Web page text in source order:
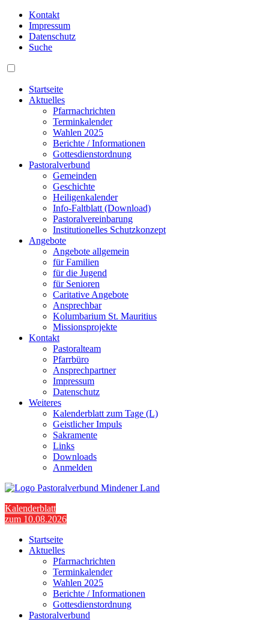
Kontakt
Impressum
Datenschutz
Suche
Startseite
Aktuelles
Pfarrnachrichten
Terminkalender
Wahlen 2025
Berichte / Informationen
Gottesdienstordnung
Pastoralverbund
Gemeinden
Geschichte
Heiligenkalender
Info-Faltblatt (Download)
Pastoralvereinbarung
Institutionelles Schutzkonzept
Angebote
Angebote allgemein
für Familien
für die Jugend
für Senioren
Caritative Angebote
Ansprechbar
Kolumbarium St. Mauritius
Missionsprojekte
Kontakt
Pastoralteam
Pfarrbüro
Ansprechpartner
Impressum
Datenschutz
Weiteres
Kalenderblatt zum Tage (L)
Geistlicher Impuls
Sakramente
Links
Downloads
Anmelden
Kalenderblatt
zum 10.08.2026
Startseite
Aktuelles
Pfarrnachrichten
Terminkalender
Wahlen 2025
Berichte / Informationen
Gottesdienstordnung
Pastoralverbund